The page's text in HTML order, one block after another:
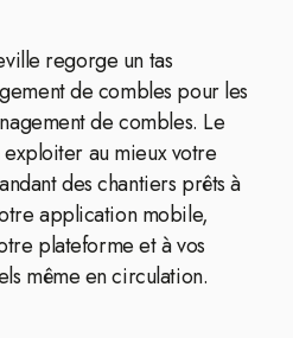
regorge un tas
de combles pour les
de combles. Le
au mieux votre
des chantiers prêts à
application mobile,
plateforme et à vos
même en circulation.